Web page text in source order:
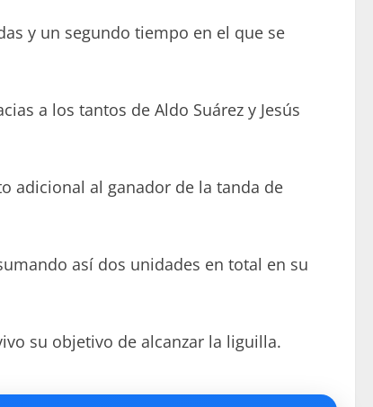
y un segundo tiempo en el que se
a los tantos de Aldo Suárez y Jesús
adicional al ganador de la tanda de
así dos unidades en total en su
su objetivo de alcanzar la liguilla.